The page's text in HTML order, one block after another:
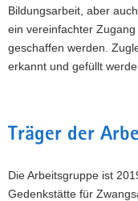
Bildungsarbeit, aber
ein vereinfachter
geschaffen werden.
erkannt und gefüllt
Träger der
Die Arbeitsgruppe ist
Gedenkstätte für